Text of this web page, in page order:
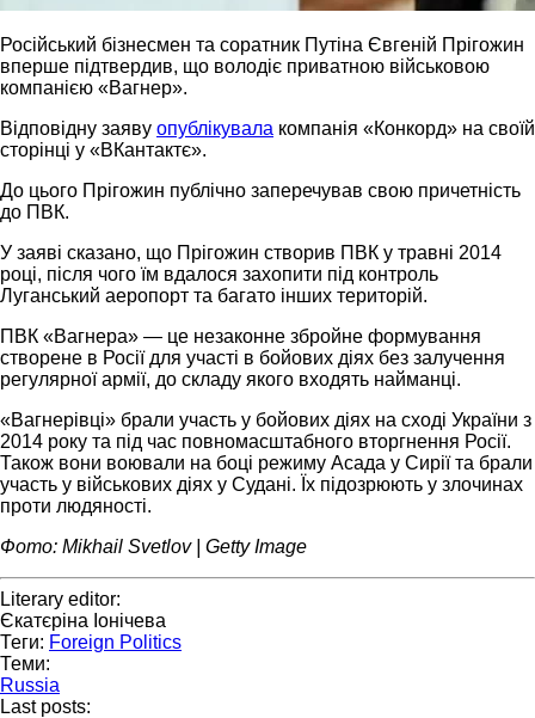
Російський бізнесмен та соратник Путіна Євгеній Прігожин
вперше підтвердив, що володіє приватною військовою
компанією «Вагнер».
Відповідну заяву опублікувала компанія «Конкорд» на своїй
сторінці у «ВКантактє».
До цього Прігожин публічно заперечував свою причетність
до ПВК.
У заяві сказано, що Прігожин створив ПВК у травні 2014
році, після чого їм вдалося захопити під контроль
Луганський аеропорт та багато інших територій.
ПВК «Вагнера» — це незаконне збройне формування
створене в Росії для участі в бойових діях без залучення
регулярної армії, до складу якого входять найманці.
«Вагнерівці» брали участь у бойових діях на сході України з
2014 року та під час повномасштабного вторгнення Росії.
Також вони воювали на боці режиму Асада у Сирії та брали
участь у військових діях у Судані. Їх підозрюють у злочинах
проти людяності.
Фото: Mikhail Svetlov | Getty Image
Literary editor:
Єкатєріна Іонічева
Теги: Foreign Politics
Теми:
Russia
Last posts: